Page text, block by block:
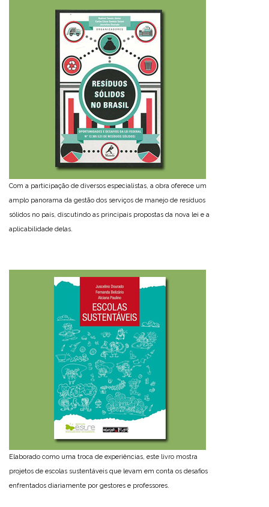
Com a participação de diversos especialistas, a obra oferece um
amplo panorama da gestão dos serviços de manejo de resíduos
sólidos no país, discutindo as principais propostas da nova lei e a
aplicabilidade delas.
Elaborado como uma troca de experiências, este livro mostra
projetos de escolas sustentáveis que levam em conta os desafios
enfrentados diariamente por gestores e professores.